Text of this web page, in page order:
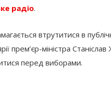
радіо.
втрутитися в
прем’єр-міністра
перед виборами.